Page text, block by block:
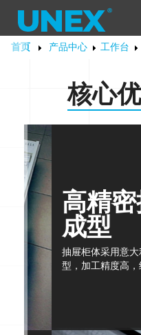
首页 产品中心 工作台
核心
高精
成型
抽屉柜体采用意
型，加工精度高，